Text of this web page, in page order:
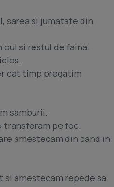
sarea si jumatate din
oul si restul de faina.
cat timp pregatim
samburii.
transferam pe foc.
amestecam din cand in
si amestecam repede sa